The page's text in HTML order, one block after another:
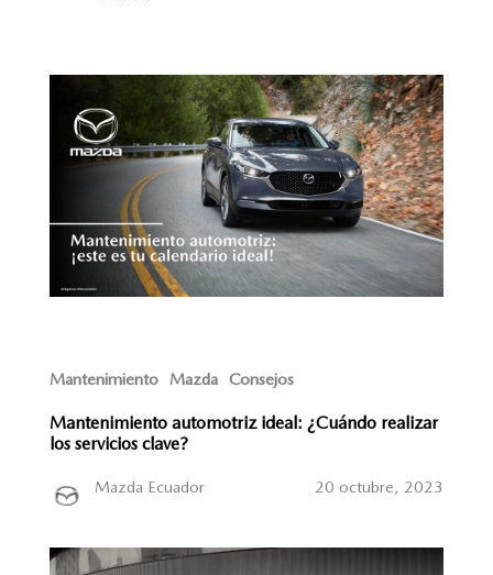
Mantenimiento Mazda Consejos
Mantenimiento automotriz ideal: ¿Cuándo realizar
los servicios clave?
Mazda Ecuador 20 octubre, 2023